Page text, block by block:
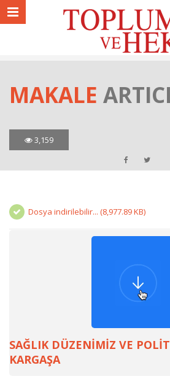
MAKALE
3,159
Dosya indirilebilir... (8,977.89 KB)
SAĞLIK DÜZENİMİZ VE
KARGAŞA